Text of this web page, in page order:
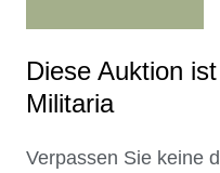
Diese Auktion
Militaria
Verpassen Sie keine